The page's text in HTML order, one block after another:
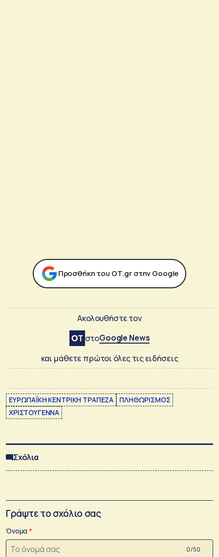
Προσθήκη του ΟΤ.gr στην Google
Ακολουθήστε τον
στοGoogle News
και μάθετε πρώτοι όλες τις ειδήσεις
ΕΥΡΩΠΑΪΚΗ ΚΕΝΤΡΙΚΗ ΤΡΑΠΕΖΑ
ΠΛΗΘΩΡΙΣΜΟΣ
ΧΡΙΣΤΟΥΓΕΝΝΑ
Σχόλια
Γράψτε το σχόλιο σας
Όνομα
0 /50